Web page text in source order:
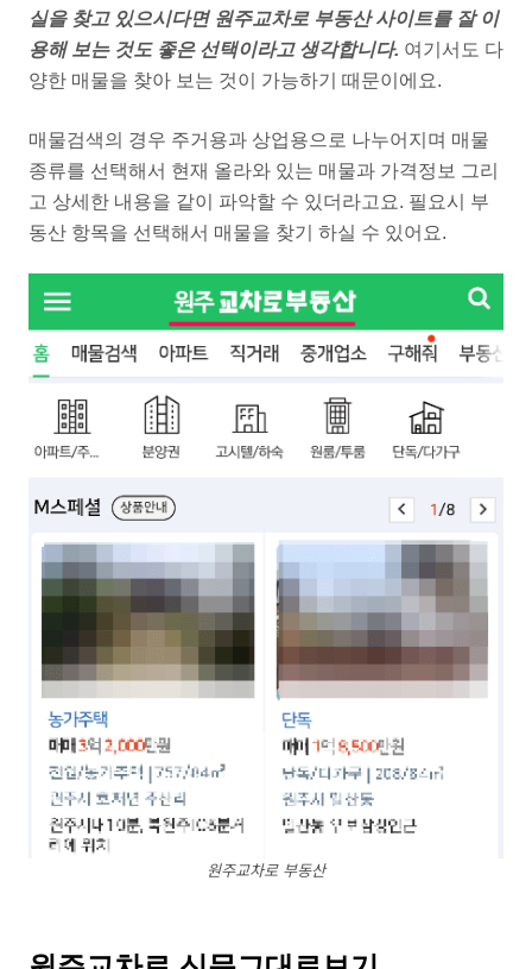
실을 찾고 있으시다면 원주교차로 부동산 사이트를 잘 이
용해 보는 것도 좋은 선택이라고 생각합니다. 여기서도 다
양한 매물을 찾아 보는 것이 가능하기 때문이에요.
매물검색의 경우 주거용과 상업용으로 나누어지며 매물
종류를 선택해서 현재 올라와 있는 매물과 가격정보 그리
고 상세한 내용을 같이 파악할 수 있더라고요. 필요시 부
동산 항목을 선택해서 매물을 찾기 하실 수 있어요.
원주교차로 부동산